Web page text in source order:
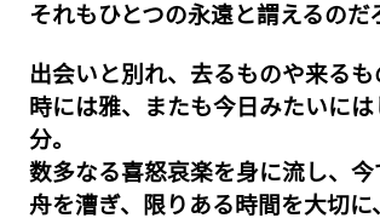
それもひとつの永遠と謂えるのだ
出会いと別れ、去るものや来るも
時には雅、またも今日みたいに
分。
数多なる喜怒哀楽を身に流し、
舟を漕ぎ、限りある時間を大切に